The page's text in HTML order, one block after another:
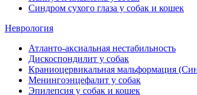
Синдром сухого глаза у собак и кошек
Неврология
Атланто-аксиальная нестабильность
Дискоспондилит у собак
Краниоцервикальная мальформация
Менингоэнцефалит у собак
Эпилепсия у собак и кошек